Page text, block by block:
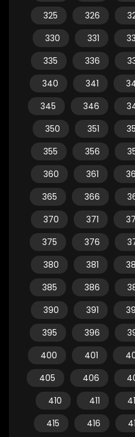
325
326
330
331
335
336
340
341
345
346
350
351
355
356
360
361
365
366
370
371
375
376
380
381
385
386
390
391
395
396
400
401
405
406
410
411
415
416